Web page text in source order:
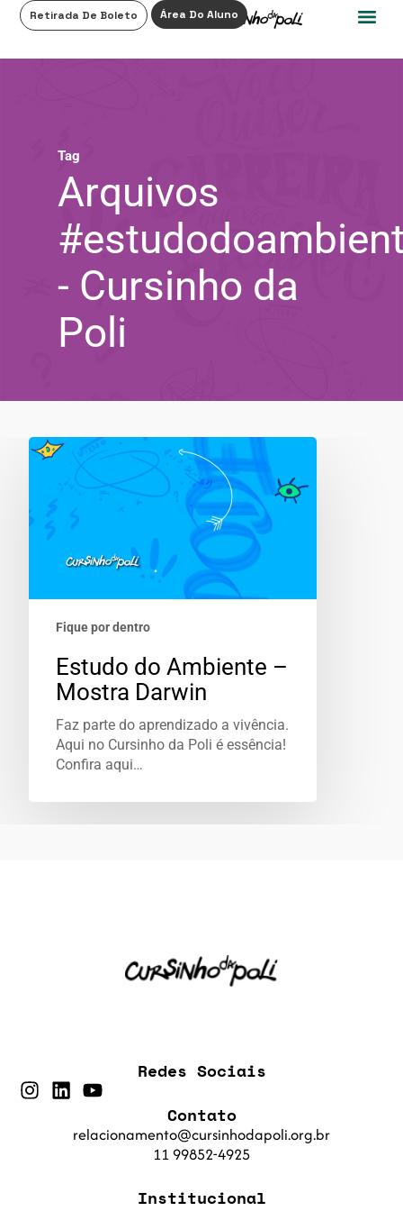
Retirada De Boleto Área Do Aluno
Tag
Arquivos
- Cursinho da
Poli
Fique por dentro
Estudo do Ambiente –
Mostra Darwin
Faz parte do aprendizado a vivência.
Aqui no Cursinho da Poli é essência!
Confira aqui…
Institucional
Contato
relacionamento@cursinhodapoli.org.br
11 99852-4925
Redes Sociais